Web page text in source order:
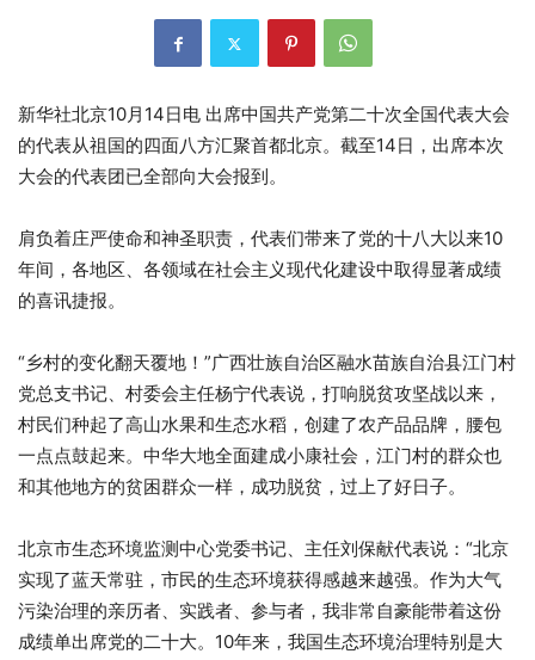
新华社北京10月14日电 出席中国共产党第二十次全国代表大会
的代表从祖国的四面八方汇聚首都北京。截至14日，出席本次
大会的代表团已全部向大会报到。
肩负着庄严使命和神圣职责，代表们带来了党的十八大以来10
年间，各地区、各领域在社会主义现代化建设中取得显著成绩
的喜讯捷报。
“乡村的变化翻天覆地！”广西壮族自治区融水苗族自治县江门村
党总支书记、村委会主任杨宁代表说，打响脱贫攻坚战以来，
村民们种起了高山水果和生态水稻，创建了农产品品牌，腰包
一点点鼓起来。中华大地全面建成小康社会，江门村的群众也
和其他地方的贫困群众一样，成功脱贫，过上了好日子。
北京市生态环境监测中心党委书记、主任刘保献代表说：“北京
实现了蓝天常驻，市民的生态环境获得感越来越强。作为大气
污染治理的亲历者、实践者、参与者，我非常自豪能带着这份
成绩单出席党的二十大。10年来，我国生态环境治理特别是大